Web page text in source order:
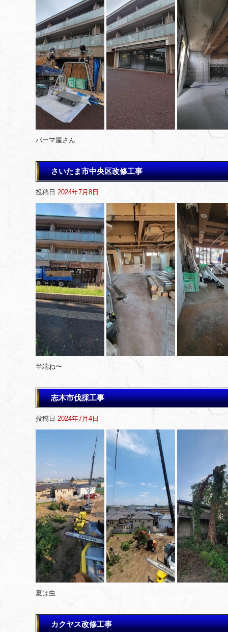
パーマ屋さん
さいたま市中央区改修工事
投稿日 2024年7月8日
半端ね〜
志木市伐採工事
投稿日 2024年7月4日
夏は虫
カクヤス改修工事